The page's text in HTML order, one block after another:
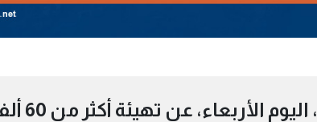
أعلن محافظ بابل، علي تركي الچمالي،